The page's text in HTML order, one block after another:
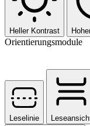
Heller Kontrast
Orientierungsmodule
Leselinie